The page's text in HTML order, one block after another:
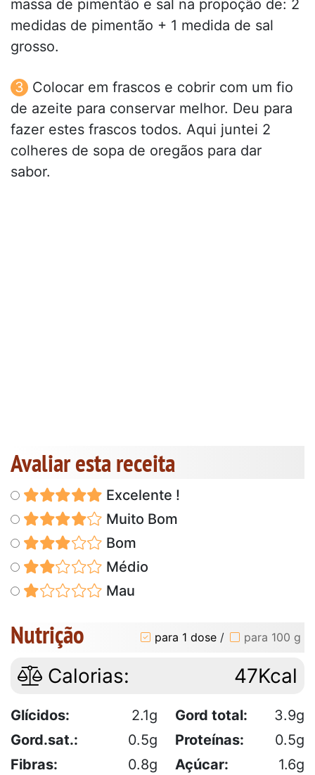
massa de pimentão e sal na propoção de: 2
medidas de pimentão + 1 medida de sal
grosso.
Colocar em frascos e cobrir com um fio
de azeite para conservar melhor. Deu para
fazer estes frascos todos. Aqui juntei 2
colheres de sopa de oregãos para dar
sabor.
Avaliar esta receita
Excelente !
Muito Bom
Bom
Médio
Mau
Nutrição para 1 dose / para 100 g
Calorias: 47Kcal
Glícidos: 2.1g Gord total:
3.9g
Gord.sat.:
0.5g Proteínas:
0.5g
Fibras:
0.8g Açúcar:
1.6g